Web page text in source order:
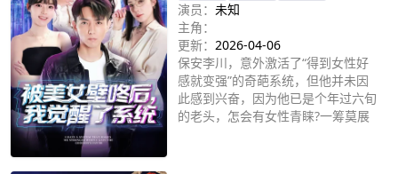
演员： 未知
主角：
更新： 2026-04-06
保安李川，意外激活了“得到女性好
感就变强”的奇葩系统，但他并未因
此感到兴奋，因为他已是个年过六旬
的老头，怎会有女性青睐?一筹莫展